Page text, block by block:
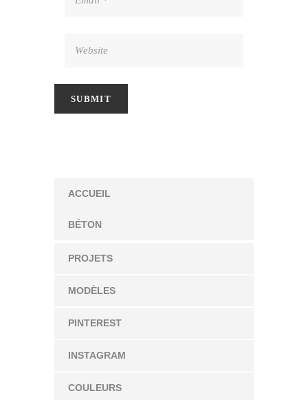
ACCUEIL
BÉTON
PROJETS
MODÈLES
PINTEREST
INSTAGRAM
COULEURS